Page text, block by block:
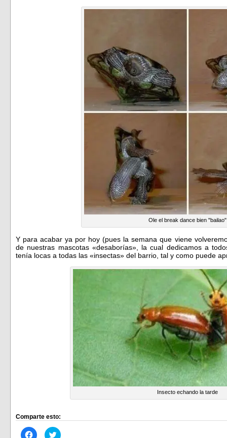
Ole el break dance bien "bailao"
Y para acabar ya por hoy (pues la semana que viene
de nuestras mascotas «desaborías», la cual dedicamos a
tenía locas a todas las «insectas» del barrio, tal y como puede
Insecto echando la tarde
Comparte esto:
Haz Haz